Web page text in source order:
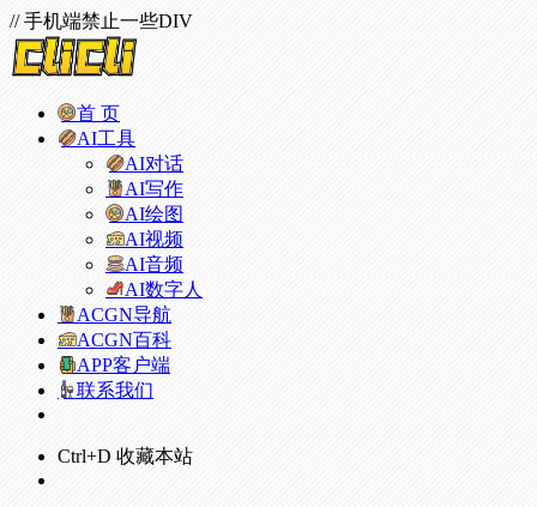
// 手机端禁止一些DIV
首 页
AI工具
AI对话
AI写作
AI绘图
AI视频
AI音频
AI数字人
ACGN导航
ACGN百科
APP客户端
联系我们
Ctrl+D 收藏本站